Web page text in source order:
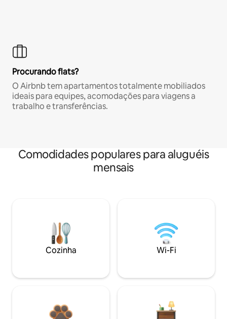
Procurando flats?
O Airbnb tem apartamentos totalmente mobiliados
ideais para equipes, acomodações para viagens a
trabalho e transferências.
Comodidades populares para aluguéis
mensais
Cozinha Wi-Fi